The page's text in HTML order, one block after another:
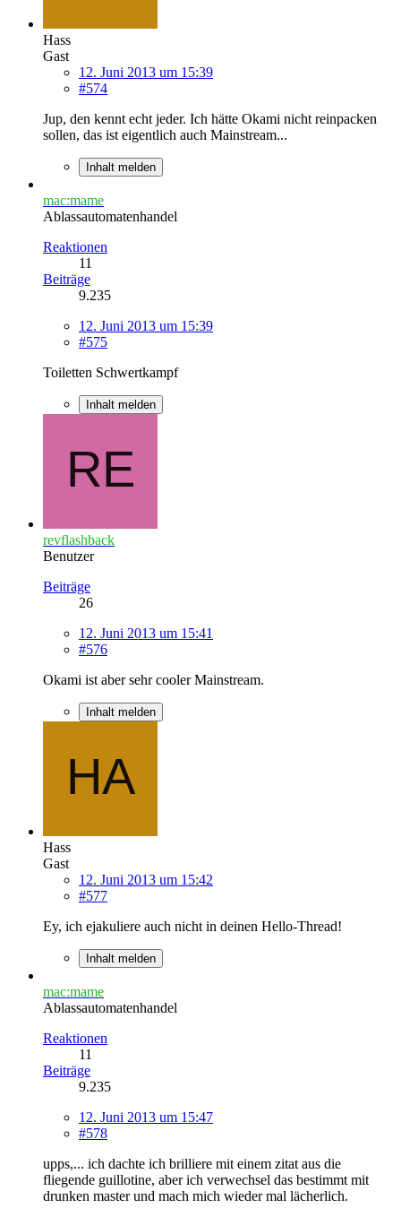
Hass
Gast
12. Juni 2013 um 15:39
#574
Jup, den kennt echt jeder. Ich hätte Okami nicht reinpacken
sollen, das ist eigentlich auch Mainstream...
Inhalt melden
mac:mame
Ablassautomatenhandel
Reaktionen
11
Beiträge
9.235
12. Juni 2013 um 15:39
#575
Toiletten Schwertkampf
Inhalt melden
revflashback
Benutzer
Beiträge
26
12. Juni 2013 um 15:41
#576
Okami ist aber sehr cooler Mainstream.
Inhalt melden
Hass
Gast
12. Juni 2013 um 15:42
#577
Ey, ich ejakuliere auch nicht in deinen Hello-Thread!
Inhalt melden
mac:mame
Ablassautomatenhandel
Reaktionen
11
Beiträge
9.235
12. Juni 2013 um 15:47
#578
upps,... ich dachte ich brilliere mit einem zitat aus die
fliegende guillotine, aber ich verwechsel das bestimmt mit
drunken master und mach mich wieder mal lächerlich.